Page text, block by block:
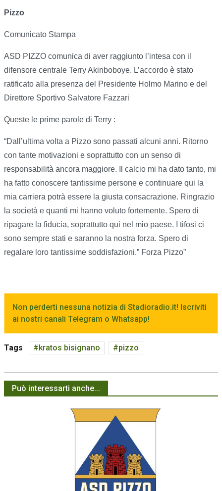
Pizzo
Comunicato Stampa
ASD PIZZO comunica di aver raggiunto l’intesa con il
difensore centrale Terry Akinboboye. L’accordo è stato
ratificato alla presenza del Presidente Holmo Marino e del
Direttore Sportivo Salvatore Fazzari
Queste le prime parole di Terry :
“Dall’ultima volta a Pizzo sono passati alcuni anni. Ritorno
con tante motivazioni e soprattutto con un senso di
responsabilità ancora maggiore. Il calcio mi ha dato tanto, mi
ha fatto conoscere tantissime persone e continuare qui la
mia carriera potrà essere la giusta consacrazione. Ringrazio
la società e quanti mi hanno voluto fortemente. Spero di
ripagare la fiducia, soprattutto qui nel mio paese. I tifosi ci
sono sempre stati e saranno la nostra forza. Spero di
regalare loro tantissime soddisfazioni.” Forza Pizzo”
Non perderti nessuna notizia di Stadioradio.it! Iscriviti
ai nostri canali Telegram o Whatsapp!
Tags kratos bisignano pizzo
Può interessarti anche...